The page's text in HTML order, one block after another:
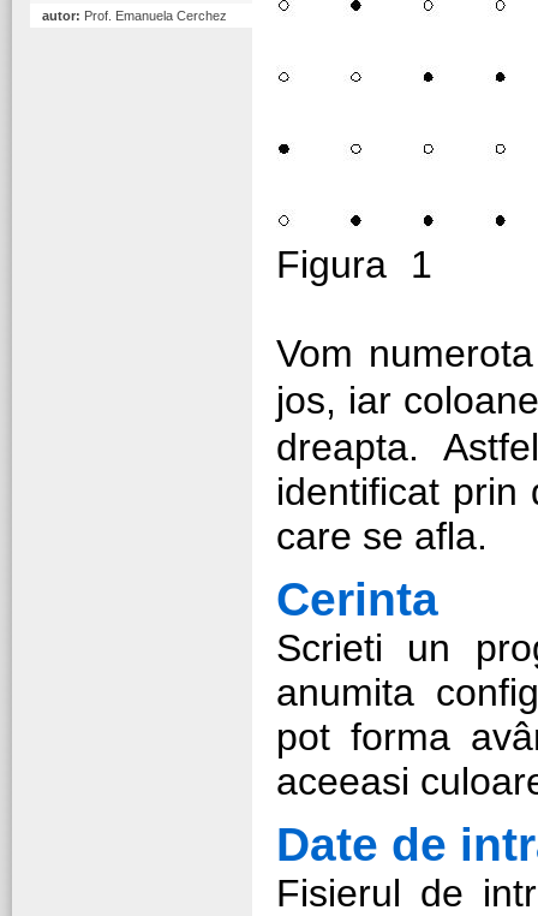
autor: Prof. Emanuela Cerchez
Vom
jos, iar
dreapta.
identificat prin
care se afla.
Cerinta
Scrieti un
anumita
pot forma
aceeasi
Date de
Fisierul de